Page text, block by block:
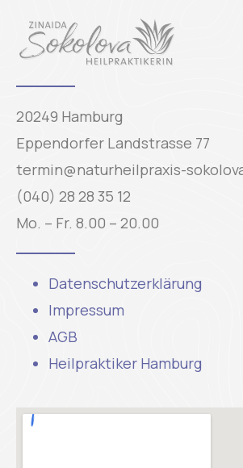
20249 Hamburg
Eppendorfer Landstrasse 77
termin@naturheilpraxis-
(040) 28 28 35 12
Mo. – Fr. 8.00 – 20.00
Datenschutzerklärung
Impressum
AGB
Heilpraktiker Hamburg